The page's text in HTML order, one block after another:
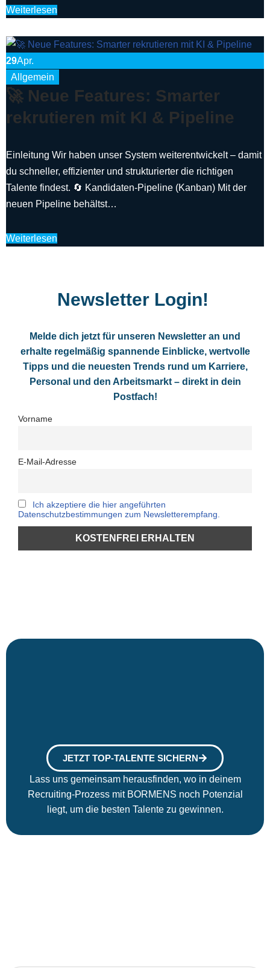
Weiterlesen
29Apr.
Allgemein
🚀 Neue Features: Smarter
rekrutieren mit KI & Pipeline
Einleitung Wir haben unser System weiterentwickelt – damit
du schneller, effizienter und strukturierter die richtigen
Talente findest. 🔄 Kandidaten-Pipeline (Kanban) Mit der
neuen Pipeline behältst…
Weiterlesen
Newsletter Login!
Melde dich jetzt für unseren Newsletter an und
erhalte regelmäßig spannende Einblicke, wertvolle
Tipps und die neuesten Trends rund um Karriere,
Personal und den Arbeitsmarkt – direkt in dein
Postfach!
Vorname
E-Mail-Adresse
Ich akzeptiere die hier angeführten
Datenschutzbestimmungen zum Newsletterempfang.
JETZT TOP-TALENTE SICHERN
Lass uns gemeinsam herausfinden, wo in deinem
Recruiting-Prozess mit BORMENS noch Potenzial
liegt, um die besten Talente zu gewinnen.